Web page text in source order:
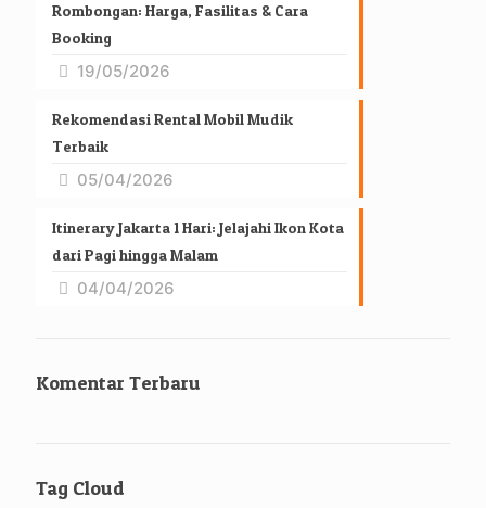
Rombongan: Harga, Fasilitas & Cara
Booking
19/05/2026
Rekomendasi Rental Mobil Mudik
Terbaik
05/04/2026
Itinerary Jakarta 1 Hari: Jelajahi Ikon Kota
dari Pagi hingga Malam
04/04/2026
Komentar Terbaru
Tag Cloud